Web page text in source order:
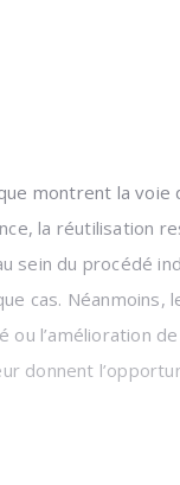
montrent la voie
la réutilisation
sein du procédé
cas. Néanmoins,
ou l’amélioration
donnent